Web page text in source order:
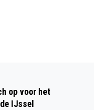
VELP
op voor het
IJssel